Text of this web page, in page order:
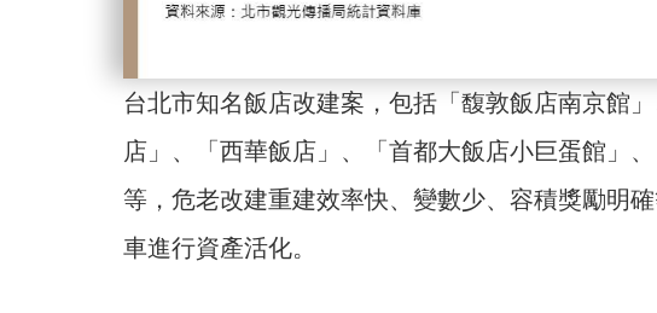
台北市知名飯店改建案，包括「馥敦飯店南京館
店」、「西華飯店」、「首都大飯店小巨蛋館」
等，危老改建重建效率快、變數少、容積獎勵明
車進行資產活化。